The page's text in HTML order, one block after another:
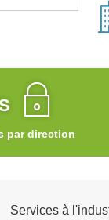
par direction
Services à